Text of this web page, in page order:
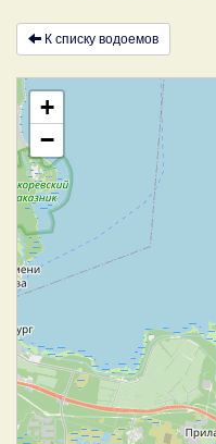
К списку водоемов
+
−